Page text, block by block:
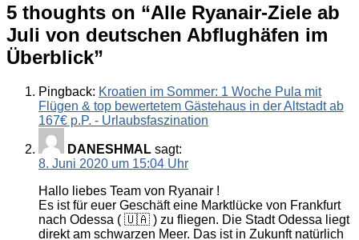
5 thoughts on “Alle Ryanair-Ziele ab
Juli von deutschen Abflughäfen im
Überblick”
Pingback: Kroatien im Sommer: 1 Woche Pula mit
Flügen & top bewertetem Gästehaus in der Altstadt ab
167€ p.P. - Urlaubsfaszination
DANESHMAL sagt:
8. Juni 2020 um 15:04 Uhr
Hallo liebes Team von Ryanair !
Es ist für euer Geschäft eine Marktlücke von Frankfurt
nach Odessa ( 🇺🇦 ) zu fliegen. Die Stadt Odessa liegt
direkt am schwarzen Meer. Das ist in Zukunft natürlich